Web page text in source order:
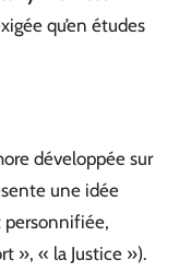
qu’en études
développée sur
une idée
personnifiée,
», « la Justice »).